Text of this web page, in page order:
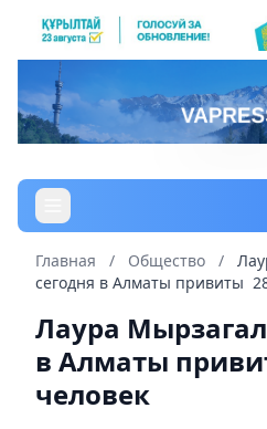
Главная / Общество /
сегодня в Алматы привиты
Лаура
в Алматы
человек